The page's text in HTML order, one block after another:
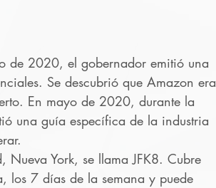
de 2020, el gobernador emitió una
Se descubrió que Amazon era
En mayo de 2020, durante la
una guía específica de la industria
Nueva York, se llama JFK8. Cubre
los 7 días de la semana y puede